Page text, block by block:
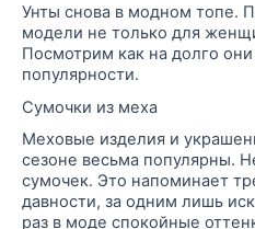
Унты снова в модном топе.
модели не только для
Посмотрим как на долго
популярности.
Сумочки из меха
Меховые изделия и
сезоне весьма популярны.
сумочек. Это напоминает
давности, за одним лишь
раз в моде спокойные